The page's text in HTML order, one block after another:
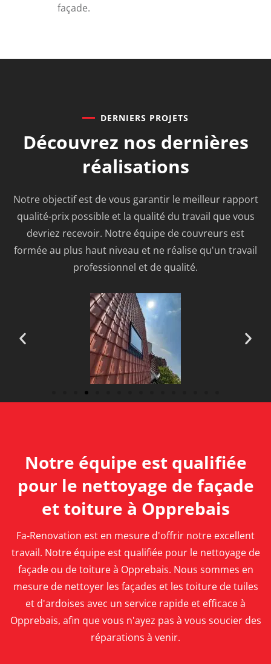
façade.
DERNIERS PROJETS
Découvrez nos dernières
réalisations
Notre objectif est de vous garantir le meilleur rapport
qualité-prix possible et la qualité du travail que vous
devriez recevoir. Notre équipe de couvreurs est
formée au plus haut niveau et ne réalise qu'un travail
professionnel et de qualité.
Notre équipe est qualifiée
pour le nettoyage de façade
et toiture à Opprebais
Fa-Renovation est en mesure d'offrir notre excellent
travail. Notre équipe est qualifiée pour le nettoyage de
façade ou de toiture à Opprebais. Nous sommes en
mesure de nettoyer les façades et les toiture de tuiles
et d'ardoises avec un service rapide et efficace à
Opprebais, afin que vous n'ayez pas à vous soucier des
réparations à venir.